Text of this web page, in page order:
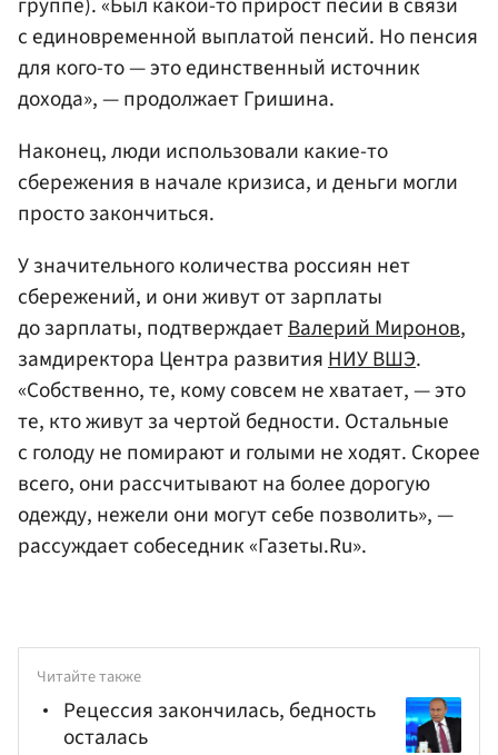
с единовременной выплатой пенсий. Но пенсия
для кого-то — это единственный источник
дохода», — продолжает Гришина.
Наконец, люди использовали какие-то
сбережения в начале кризиса, и деньги могли
просто закончиться.
У значительного количества россиян нет
сбережений, и они живут от зарплаты
до зарплаты, подтверждаетВалерий Миронов,
замдиректора Центра развитияНИУ ВШЭ.
«Собственно, те, кому совсем не хватает, — это
те, кто живут за чертой бедности. Остальные
с голоду не помирают и голыми не ходят. Скорее
всего, они рассчитывают на более дорогую
одежду, нежели они могут себе позволить», —
рассуждает собеседник «Газеты.Ru».
Читайте также
Рецессия закончилась, бедность
осталась